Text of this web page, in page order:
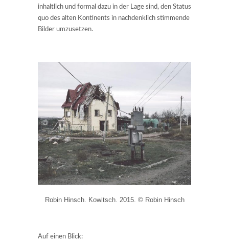
inhaltlich und formal dazu in der Lage sind, den Status
quo des alten Kontinents in nachdenklich stimmende
Bilder umzusetzen.
Robin Hinsch. Kowitsch. 2015. © Robin Hinsch
Auf einen Blick: